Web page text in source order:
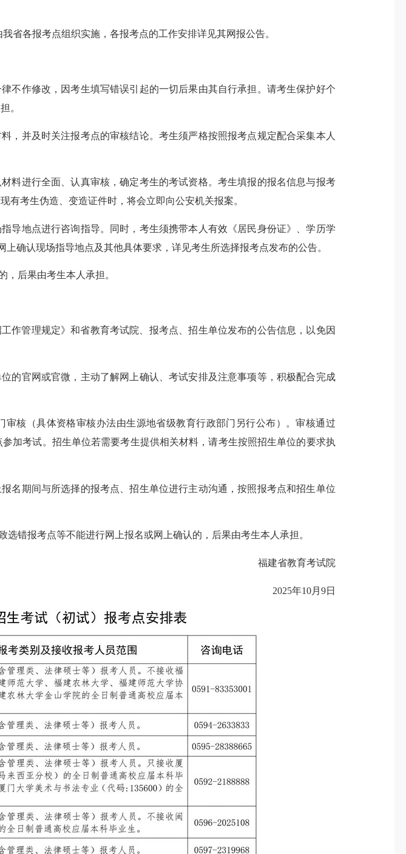
各报考点组织实施，各报考点的工作安排详见其网报公告。
作修改，因考生填写错误引起的一切后果由其自行承担。请考生保护好个
。
并及时关注报考点的审核结论。考生须严格按照报考点规定配合采集本人
进行全面、认真审核，确定考生的考试资格。考生填报的报名信息与报考
有考生伪造、变造证件时，将会立即向公安机关报案。
地点进行咨询指导。同时，考生须携带本人有效《居民身份证》、学历学
确认现场指导地点及其他具体要求，详见考生所选择报考点发布的公告。
后果由考生本人承担。
管理规定》和省教育考试院、报考点、招生单位发布的公告信息，以免因
官网或官微，主动了解网上确认、考试安排及注意事项等，积极配合完成
核（具体资格审核办法由生源地省级教育行政部门另行公布）。审核通过
加考试。招生单位若需要考生提供相关材料，请考生按照招生单位的要求执
期间与所选择的报考点、招生单位进行主动沟通，按照报考点和招生单位
报考点等不能进行网上报名或网上确认的，后果由考生本人承担。
福建省教育考试院
2025年10月9日